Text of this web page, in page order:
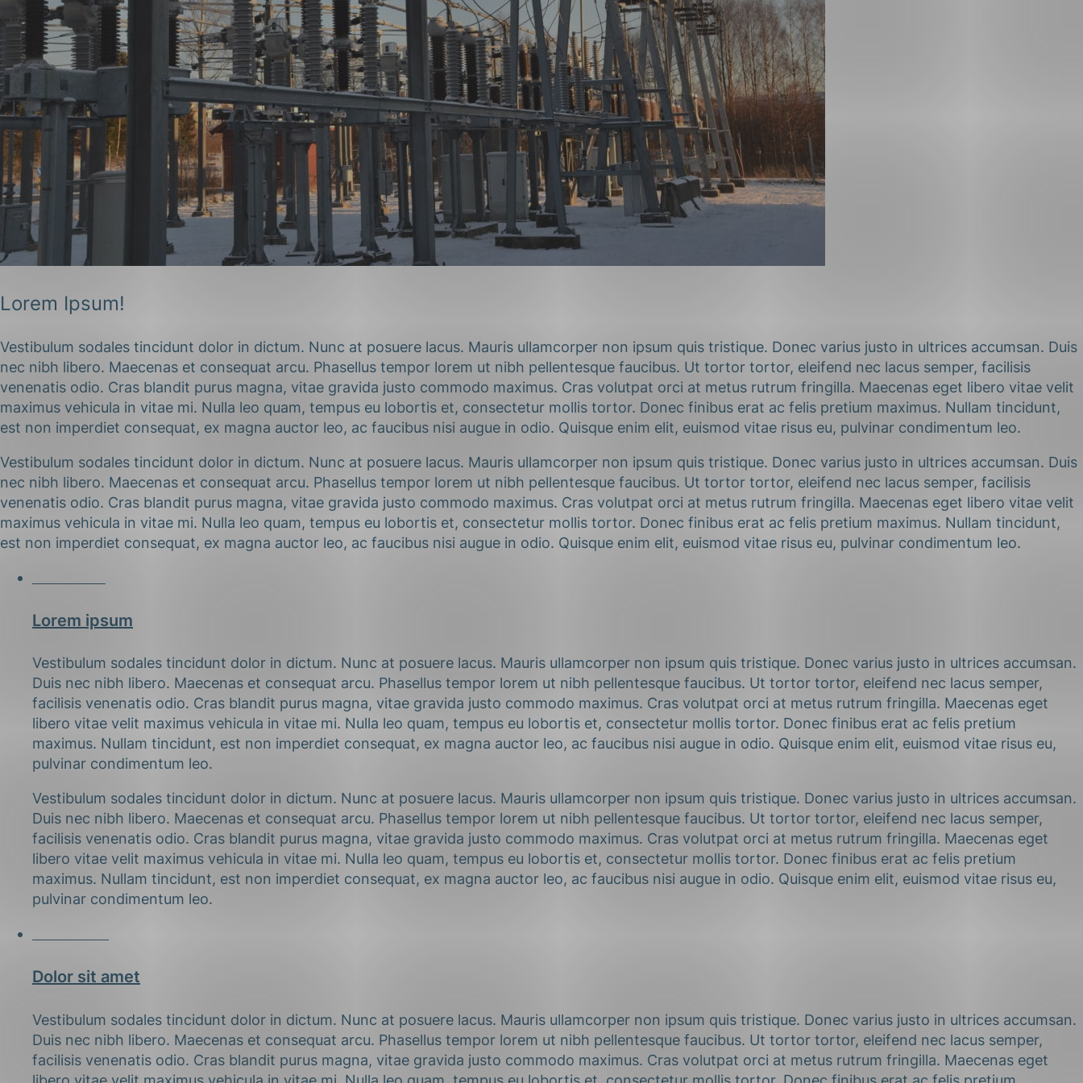
Forsvar og beredskap
Industri og automatisering
Lavspenning
Maritime elinstallasjoner
Overføring og distribusjon
Samferdsel
Velferdsteknologi
Norsk English
Lorem Ipsum!
Vestibulum sodales tincidunt dolor in dictum. Nunc at posuere lacus. Mauris ullamcorper non ipsum quis tristique. Donec varius justo in ultrices accumsan. Duis
nec nibh libero. Maecenas et consequat arcu. Phasellus tempor lorem ut nibh pellentesque faucibus. Ut tortor tortor, eleifend nec lacus semper, facilisis
venenatis odio. Cras blandit purus magna, vitae gravida justo commodo maximus. Cras volutpat orci at metus rutrum fringilla. Maecenas eget libero vitae velit
maximus vehicula in vitae mi. Nulla leo quam, tempus eu lobortis et, consectetur mollis tortor. Donec finibus erat ac felis pretium maximus. Nullam tincidunt,
est non imperdiet consequat, ex magna auctor leo, ac faucibus nisi augue in odio. Quisque enim elit, euismod vitae risus eu, pulvinar condimentum leo.
Vestibulum sodales tincidunt dolor in dictum. Nunc at posuere lacus. Mauris ullamcorper non ipsum quis tristique. Donec varius justo in ultrices accumsan. Duis
nec nibh libero. Maecenas et consequat arcu. Phasellus tempor lorem ut nibh pellentesque faucibus. Ut tortor tortor, eleifend nec lacus semper, facilisis
venenatis odio. Cras blandit purus magna, vitae gravida justo commodo maximus. Cras volutpat orci at metus rutrum fringilla. Maecenas eget libero vitae velit
maximus vehicula in vitae mi. Nulla leo quam, tempus eu lobortis et, consectetur mollis tortor. Donec finibus erat ac felis pretium maximus. Nullam tincidunt,
est non imperdiet consequat, ex magna auctor leo, ac faucibus nisi augue in odio. Quisque enim elit, euismod vitae risus eu, pulvinar condimentum leo.
Lorem ipsum
Vestibulum sodales tincidunt dolor in dictum. Nunc at posuere lacus. Mauris ullamcorper non ipsum quis tristique. Donec varius justo in ultrices accumsan.
Duis nec nibh libero. Maecenas et consequat arcu. Phasellus tempor lorem ut nibh pellentesque faucibus. Ut tortor tortor, eleifend nec lacus semper,
facilisis venenatis odio. Cras blandit purus magna, vitae gravida justo commodo maximus. Cras volutpat orci at metus rutrum fringilla. Maecenas eget
libero vitae velit maximus vehicula in vitae mi. Nulla leo quam, tempus eu lobortis et, consectetur mollis tortor. Donec finibus erat ac felis pretium
maximus. Nullam tincidunt, est non imperdiet consequat, ex magna auctor leo, ac faucibus nisi augue in odio. Quisque enim elit, euismod vitae risus eu,
pulvinar condimentum leo.
Vestibulum sodales tincidunt dolor in dictum. Nunc at posuere lacus. Mauris ullamcorper non ipsum quis tristique. Donec varius justo in ultrices accumsan.
Duis nec nibh libero. Maecenas et consequat arcu. Phasellus tempor lorem ut nibh pellentesque faucibus. Ut tortor tortor, eleifend nec lacus semper,
facilisis venenatis odio. Cras blandit purus magna, vitae gravida justo commodo maximus. Cras volutpat orci at metus rutrum fringilla. Maecenas eget
libero vitae velit maximus vehicula in vitae mi. Nulla leo quam, tempus eu lobortis et, consectetur mollis tortor. Donec finibus erat ac felis pretium
maximus. Nullam tincidunt, est non imperdiet consequat, ex magna auctor leo, ac faucibus nisi augue in odio. Quisque enim elit, euismod vitae risus eu,
pulvinar condimentum leo.
Dolor sit amet
Vestibulum sodales tincidunt dolor in dictum. Nunc at posuere lacus. Mauris ullamcorper non ipsum quis tristique. Donec varius justo in ultrices accumsan.
Duis nec nibh libero. Maecenas et consequat arcu. Phasellus tempor lorem ut nibh pellentesque faucibus. Ut tortor tortor, eleifend nec lacus semper,
facilisis venenatis odio. Cras blandit purus magna, vitae gravida justo commodo maximus. Cras volutpat orci at metus rutrum fringilla. Maecenas eget